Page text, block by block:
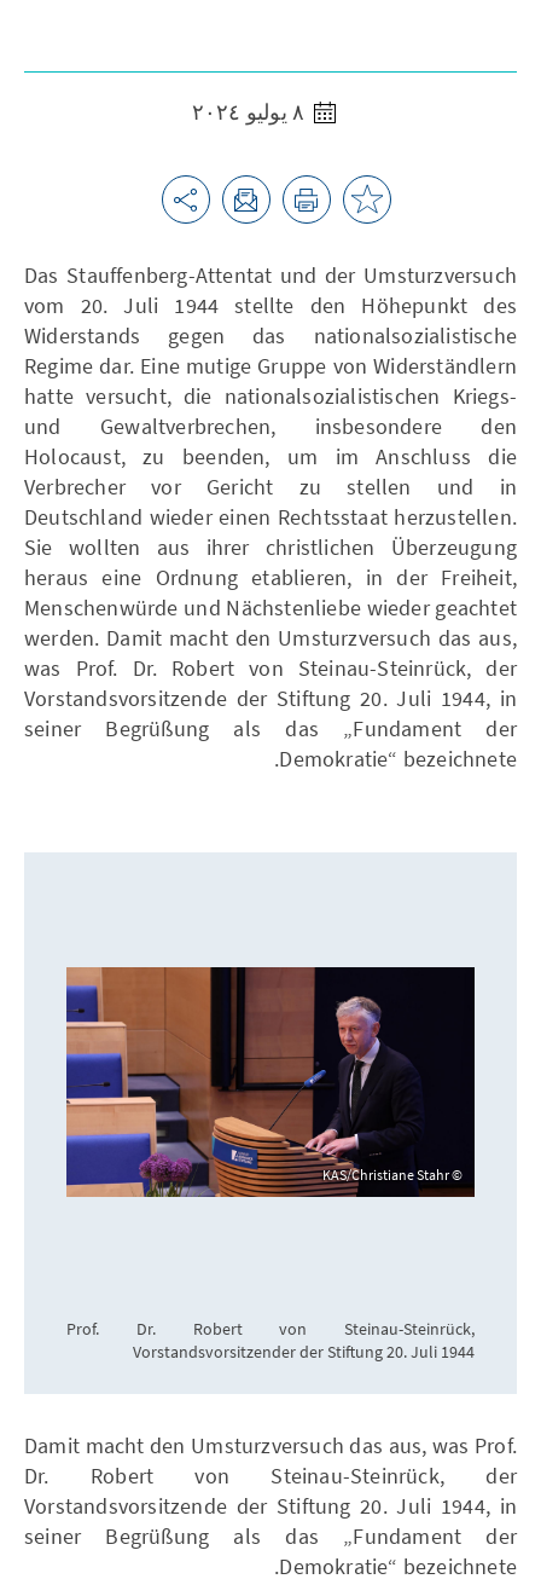
Das Stauffenberg-Attentat und der Umsturzversuch
vom 20. Juli 1944 stellte den Höhepunkt des
Widerstands gegen das nationalsozialistische
Regime dar. Eine mutige Gruppe von Widerständlern
hatte versucht, die nationalsozialistischen Kriegs-
und Gewaltverbrechen, insbesondere den
Holocaust, zu beenden, um im Anschluss die
Verbrecher vor Gericht zu stellen und in
Deutschland wieder einen Rechtsstaat herzustellen.
Sie wollten aus ihrer christlichen Überzeugung
heraus eine Ordnung etablieren, in der Freiheit,
Menschenwürde und Nächstenliebe wieder geachtet
werden. Damit macht den Umsturzversuch das aus,
was Prof. Dr. Robert von Steinau-Steinrück, der
Vorstandsvorsitzende der Stiftung 20. Juli 1944, in
seiner Begrüßung als das „Fundament der
Demokratie“ bezeichnete.
KAS/Christiane Stahr
Prof. Dr. Robert von Steinau-Steinrück,
Vorstandsvorsitzender der Stiftung 20. Juli 1944
Damit macht den Umsturzversuch das aus, was Prof.
Dr. Robert von Steinau-Steinrück, der
Vorstandsvorsitzende der Stiftung 20. Juli 1944, in
seiner Begrüßung als das „Fundament der
Demokratie“ bezeichnete.